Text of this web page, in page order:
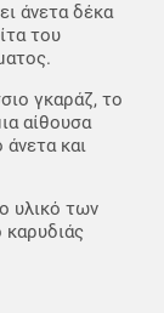
άνετα δέκα
του
γκαράζ, το
αίθουσα
και
υλικό των